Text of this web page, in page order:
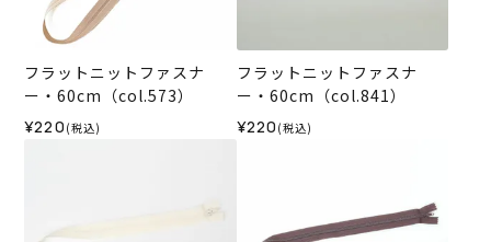
フラットニットファスナ
ー・60cm（col.573）
¥220 (税込)
フラットニットファスナ
ー・60cm（col.841）
¥220 (税込)